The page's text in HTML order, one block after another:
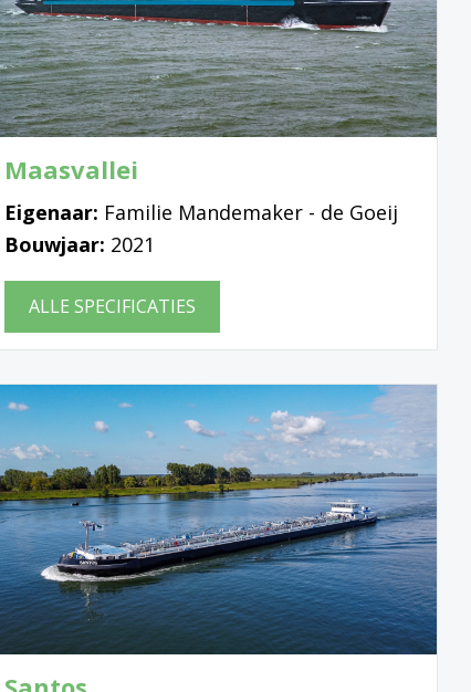
Maasvallei
Eigenaar: Familie Mandemaker - de Goeij
Bouwjaar: 2021
ALLE SPECIFICATIES